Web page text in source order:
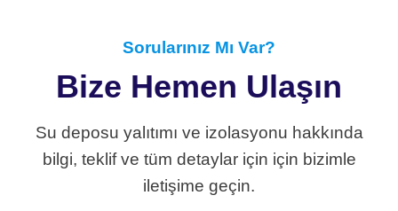
Sorularınız Mı Var?
Bize Hemen Ulaşın
Su deposu yalıtımı ve izolasyonu hakkında
bilgi, teklif ve tüm detaylar için için bizimle
iletişime geçin.